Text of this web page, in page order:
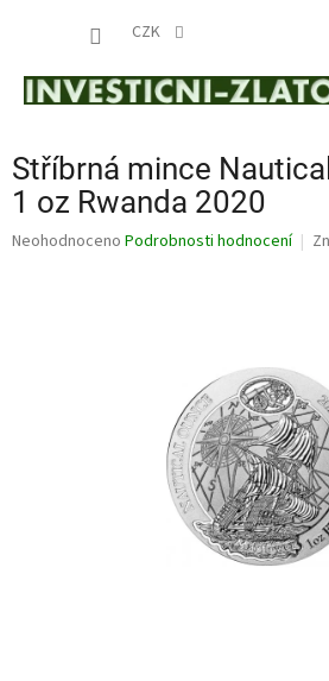
CZK
Stříbrná mince
1 oz Rwanda 2020
Průměrné
Neohodnoceno Podrobnosti hodnocení